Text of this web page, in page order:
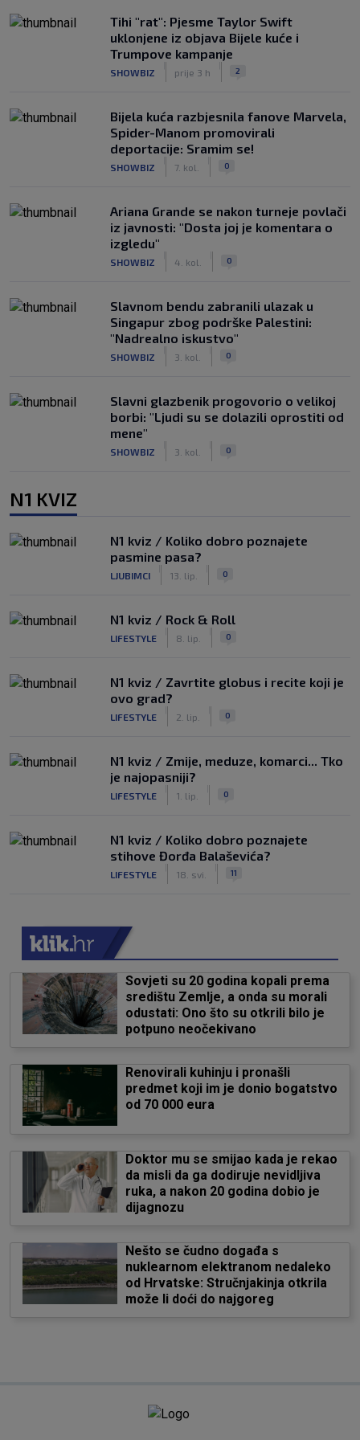
Tihi "rat": Pjesme Taylor Swift
uklonjene iz objava Bijele kuće i
Trumpove kampanje
SHOWBIZ prije 3 h 2
Bijela kuća razbjesnila fanove Marvela,
Spider-Manom promovirali
deportacije: Sramim se!
SHOWBIZ 7. kol. 0
Ariana Grande se nakon turneje povlači
iz javnosti: "Dosta joj je komentara o
izgledu"
SHOWBIZ 4. kol. 0
Slavnom bendu zabranili ulazak u
Singapur zbog podrške Palestini:
"Nadrealno iskustvo"
SHOWBIZ 3. kol. 0
Slavni glazbenik progovorio o velikoj
borbi: "Ljudi su se dolazili oprostiti od
mene"
SHOWBIZ 3. kol. 0
N1 KVIZ
N1 kviz / Koliko dobro poznajete
pasmine pasa?
LJUBIMCI 13. lip. 0
N1 kviz / Rock & Roll
LIFESTYLE 8. lip. 0
N1 kviz / Zavrtite globus i recite koji je
ovo grad?
LIFESTYLE 2. lip. 0
N1 kviz / Zmije, meduze, komarci... Tko
je najopasniji?
LIFESTYLE 1. lip. 0
N1 kviz / Koliko dobro poznajete
stihove Đorđa Balaševića?
LIFESTYLE 18. svi. 11
Sovjeti su 20 godina kopali prema
središtu Zemlje, a onda su morali
odustati: Ono što su otkrili bilo je
potpuno neočekivano
Renovirali kuhinju i pronašli
predmet koji im je donio bogatstvo
od 70 000 eura
Doktor mu se smijao kada je rekao
da misli da ga dodiruje nevidljiva
ruka, a nakon 20 godina dobio je
dijagnozu
Nešto se čudno događa s
nuklearnom elektranom nedaleko
od Hrvatske: Stručnjakinja otkrila
može li doći do najgoreg